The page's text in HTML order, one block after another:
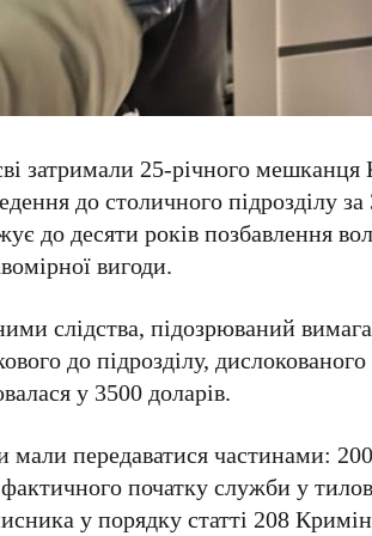
затримали25-річногомешканця
до столичного підрозділу за
додесяти роківпозбавлення
вигоди.
слідства, підозрюваний
до підрозділу,
у 3500 доларів.
мали передаватися частинами:
початку служби у
у порядку статті208